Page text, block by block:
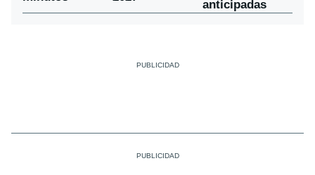
anticipadas